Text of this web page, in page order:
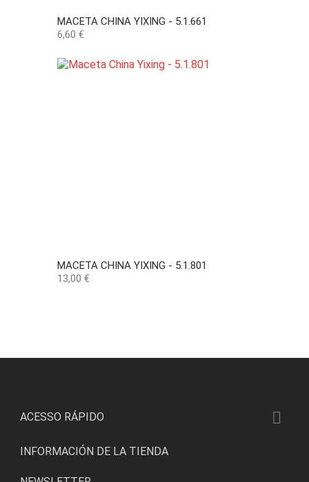
MACETA CHINA YIXING - 5.1.661
Precio
6,60 €
MACETA CHINA YIXING - 5.1.801
Precio
13,00 €
ACESSO RÁPIDO 
INFORMACIÓN DE LA TIENDA